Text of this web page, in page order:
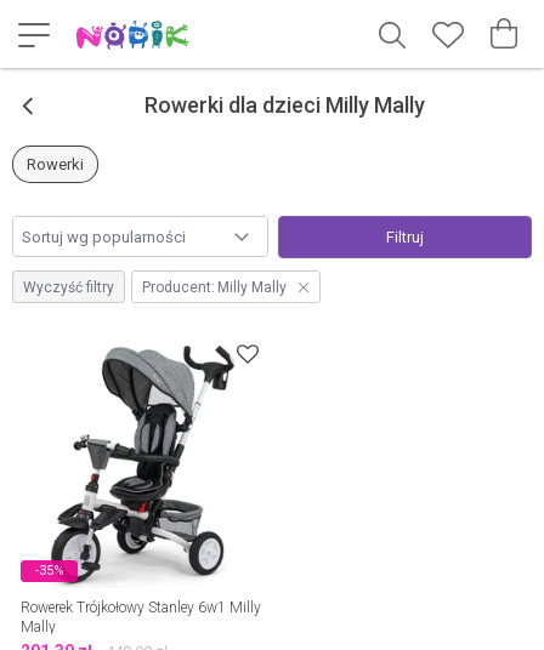
< Rowerki dla dzieci Milly Mally
Rowerki
Filtruj
Wyczyść filtry Producent: Milly Mally
-35%
Rowerek Trójkołowy Stanley 6w1 Milly
Mally